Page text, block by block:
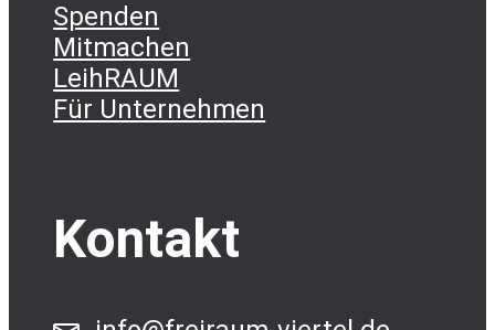
Spenden
Mitmachen
LeihRAUM
Für Unternehmen
Kontakt